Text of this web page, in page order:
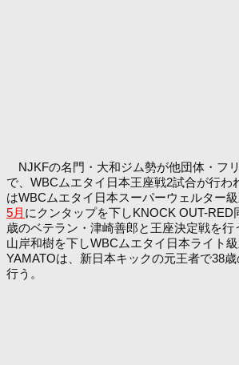
NJKFの名門・大和ジム勢が他団体・フ
で、WBCムエタイ日本王座戦2試合が行わ
はWBCムエタイ日本スーパーウェルター級
5月 にクンタップを下しKNOCK OUT-RED
歳のベテラン・津崎善郎と王座決定戦を行
山岸和樹を下しWBCムエタイ日本ライト
YAMATOは、新日本キックの元王者で38
行う。